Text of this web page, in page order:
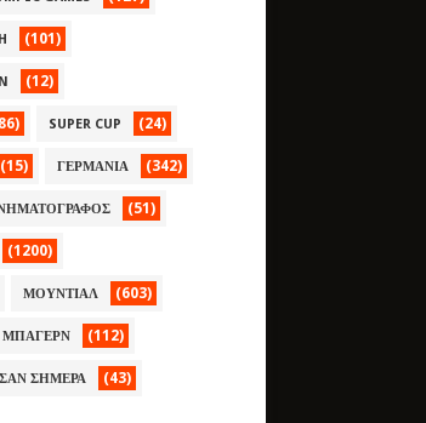
(101)
(12)
SUPER CUP (24)
(15) ΓΕΡΜΑΝΙΑ (342)
(51)
(1200)
ΜΟΥΝΤΙΑΛ (603)
ΜΠΑΓΕΡΝ (112)
ΣΑΝ ΣΗΜΕΡΑ (43)